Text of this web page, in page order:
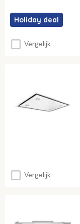
Holiday deal
Vergelijk
Vergelijk